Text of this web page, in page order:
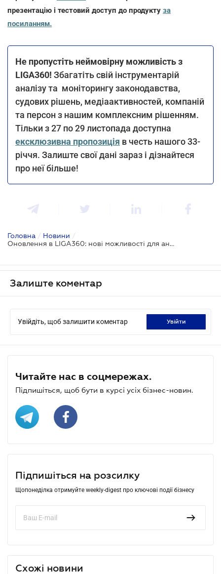
презентацію і тестовий доступ до продукту за
посиланням.
Не пропустіть неймовірну можливість з
LIGA360! Збагатіть свій інструментарій
аналізу та моніторингу законодавства,
судових рішень, медіаактивностей, компаній
та персон з нашим комплексним рішенням.
Тільки з 27 по 29 листопада доступна
ексклюзивна пропозиція в честь нашого 33-
річчя. Залиште свої дані зараз і дізнайтеся
про неї більше!
Головна / Новини /
Оновлення в LIGA360: нові можливості для аналізу тендерів
Залиште коментар
Увійдіть, щоб залишити коментар увійти
Читайте нас в соцмережах.
Підпишіться, щоб бути в курсі усіх бізнес-новин.
Підпишіться на розсилку
Щопонеділка отримуйте weekly-digest про ключові події бізнесу
Схожі новини